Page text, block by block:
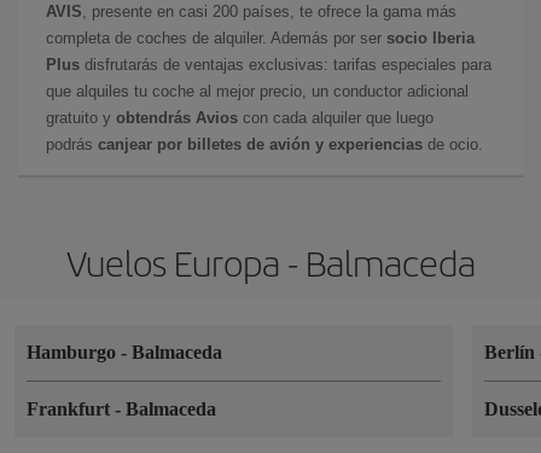
AVIS , presente en casi 200 países, te ofrece la gama más
completa de coches de alquiler. Además por ser socio Iberia
Plus disfrutarás de ventajas exclusivas: tarifas especiales para
que alquiles tu coche al mejor precio, un conductor adicional
gratuito y obtendrás Avios con cada alquiler que luego
podrás canjear por billetes de avión y experiencias de ocio.
Vuelos Europa - Balmaceda
Hamburgo - Balmaceda
Frankfurt - Balmaceda
Berlín